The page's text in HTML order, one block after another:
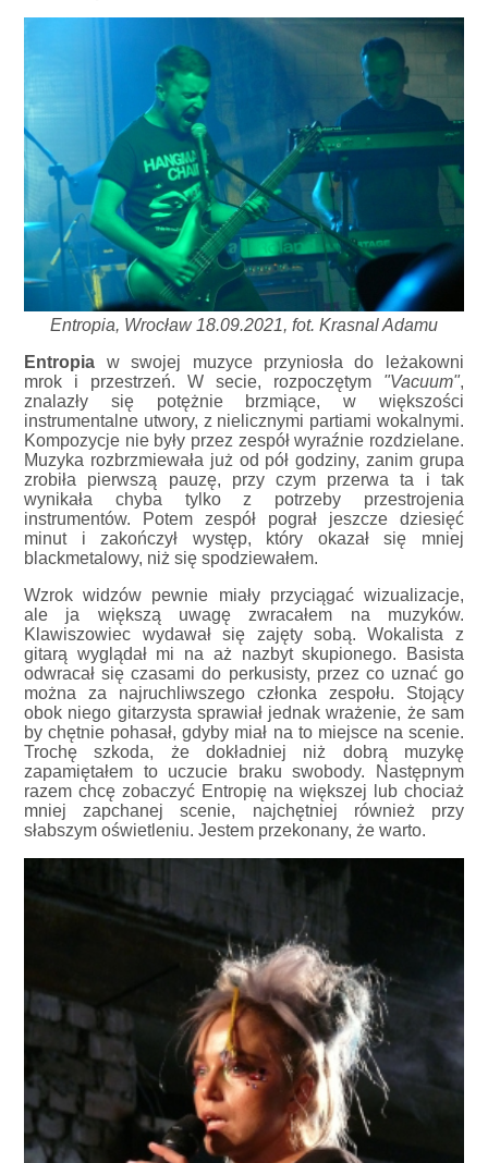
Entropia, Wrocław 18.09.2021, fot. Krasnal Adamu
Entropia w swojej muzyce przyniosła do leżakowni
mrok i przestrzeń. W secie, rozpoczętym "Vacuum",
znalazły się potężnie brzmiące, w większości
instrumentalne utwory, z nielicznymi partiami wokalnymi.
Kompozycje nie były przez zespół wyraźnie rozdzielane.
Muzyka rozbrzmiewała już od pół godziny, zanim grupa
zrobiła pierwszą pauzę, przy czym przerwa ta i tak
wynikała chyba tylko z potrzeby przestrojenia
instrumentów. Potem zespół pograł jeszcze dziesięć
minut i zakończył występ, który okazał się mniej
blackmetalowy, niż się spodziewałem.
Wzrok widzów pewnie miały przyciągać wizualizacje,
ale ja większą uwagę zwracałem na muzyków.
Klawiszowiec wydawał się zajęty sobą. Wokalista z
gitarą wyglądał mi na aż nazbyt skupionego. Basista
odwracał się czasami do perkusisty, przez co uznać go
można za najruchliwszego członka zespołu. Stojący
obok niego gitarzysta sprawiał jednak wrażenie, że sam
by chętnie pohasał, gdyby miał na to miejsce na scenie.
Trochę szkoda, że dokładniej niż dobrą muzykę
zapamiętałem to uczucie braku swobody. Następnym
razem chcę zobaczyć Entropię na większej lub chociaż
mniej zapchanej scenie, najchętniej również przy
słabszym oświetleniu. Jestem przekonany, że warto.